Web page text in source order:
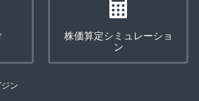
株価算定シミュレーショ
ン
ン